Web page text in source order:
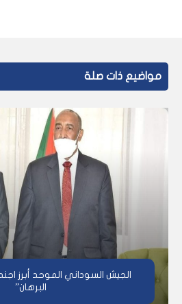
مواضيع ذات صلة
الجيش السوداني الموحد أبرز
البرهان”